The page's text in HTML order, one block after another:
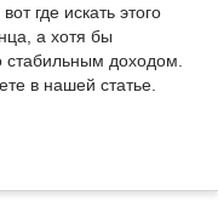
где искать этого
а хотя бы
стабильным доходом.
в нашей статье.